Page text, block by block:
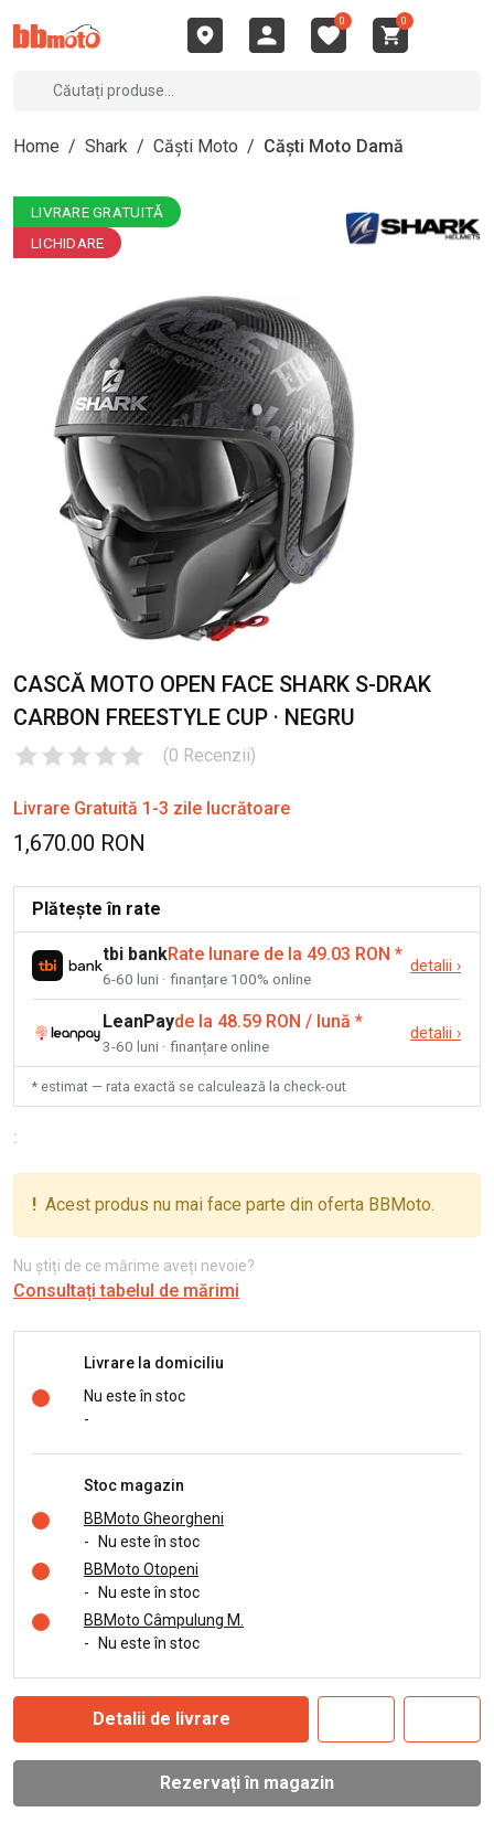
0 0
Home / Shark / Căști Moto / Căști Moto Damă
LIVRARE GRATUITĂ
LICHIDARE
CASCĂ MOTO OPEN FACE SHARK S-DRAK
CARBON FREESTYLE CUP · NEGRU
(0 Recenzii)
Livrare Gratuită 1-3 zile lucrătoare
1,670.00 RON
Plătește în rate
tbi bankRate lunare de la 49.03 RON *
6-60 luni · finanțare 100% online
detalii ›
LeanPayde la 48.59 RON / lună *
3-60 luni · finanțare online
detalii ›
* estimat — rata exactă se calculează la check-out
:
! Acest produs nu mai face parte din oferta BBMoto.
Nu știți de ce mărime aveți nevoie?
Consultați tabelul de mărimi
Livrare la domiciliu
Nu este în stoc
-
Stoc magazin
BBMoto Gheorgheni
-
Nu este în stoc
BBMoto Otopeni
-
Nu este în stoc
BBMoto Câmpulung M.
-
Nu este în stoc
Detalii de livrare
Rezervați în magazin